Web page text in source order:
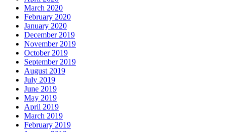
March 2020
February 2020
January 2020
December 2019
November 2019
October 2019
September 2019
August 2019
July 2019
June 2019
May 2019
April 2019
March 2019
February 2019